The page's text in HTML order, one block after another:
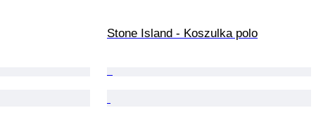
Stone Island - Koszulka polo